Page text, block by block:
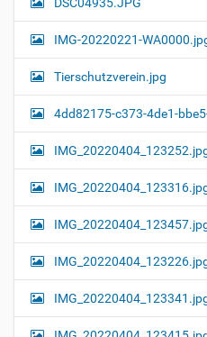
i
l
r
e
…
N
a
i
g
a
t
i
o
n
DSC04935.JPG
IMG-20220221-
Tierschutzverein.jpg
4dd82175-c373-4de1-